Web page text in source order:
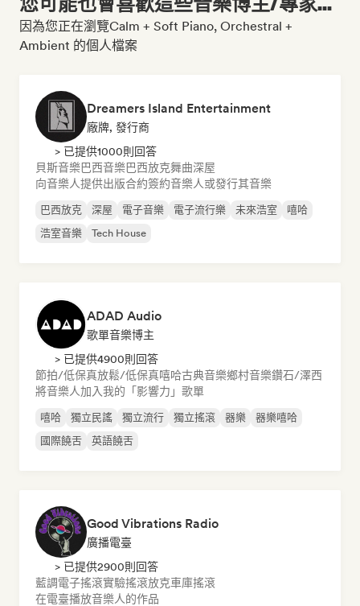
因為您正在瀏覽Calm + Soft Piano, Orchestral +
Ambient 的個人檔案
Dreamers Island Entertainment
廠牌, 發行商
> 已提供1000則回答
貝斯音樂巴西音樂巴西放克舞曲深屋
向音樂人提供出版合約簽約音樂人或發行其音樂
巴西放克 深屋 電子音樂 電子流行樂 未來浩室
嘻哈
浩室音樂
Tech House
ADAD Audio
歌單音樂博主
> 已提供4900則回答
節拍/低保真放鬆/低保真嘻哈古典音樂鄉村音樂鑽石/澤西
將音樂人加入我的「影響力」歌單
嘻哈 獨立民謠 獨立流行 獨立搖滾 器樂
器樂嘻哈
國際饒舌
英語饒舌
Good Vibrations Radio
廣播電臺
> 已提供2900則回答
藍調電子搖滾實驗搖滾放克車庫搖滾
在電臺播放音樂人的作品